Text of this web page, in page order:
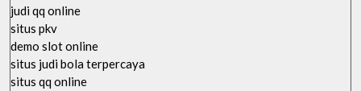
judi qq online
situs pkv
demo slot online
situs judi bola terpercaya
situs qq online